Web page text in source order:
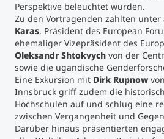
Perspektive beleuchtet wurden.
Zu den Vortragenden zählten unter
Karas, Präsident des European
ehemaliger Vizepräsident des
Oleksandr Shtokvych von der
sowie die ugandische
Eine Exkursion mit Dirk Rupnow
Innsbruck griff zudem die
Hochschulen auf und schlug eine
zwischen Vergangenheit und
Darüber hinaus präsentierten